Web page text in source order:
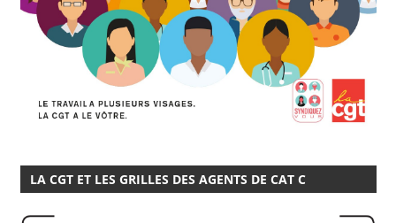
LA CGT ET LES GRILLES DES AGENTS DE CAT C